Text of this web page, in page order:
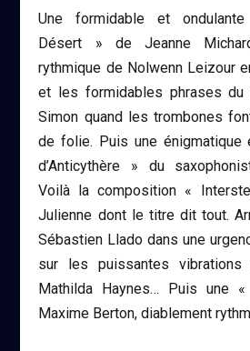
Une formidable et
Désert » de Jeanne
rythmique de Nolwenn Leizour
et les formidables phrases du
Simon quand les trombones
de folie. Puis une énigmatique
d’Anticythère » du
Voilà la composition «
Julienne dont le titre dit tout.
Sébastien Llado dans une
sur les puissantes
Mathilda Haynes… Puis une
Maxime Berton, diablement